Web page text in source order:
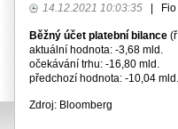
14.12.2021 10:03:35
Běžný účet platební bilance
aktuální hodnota: -3,68 mld.
očekávání trhu: -16,80 mld.
předchozí hodnota: -10,04
Zdroj: Bloomberg